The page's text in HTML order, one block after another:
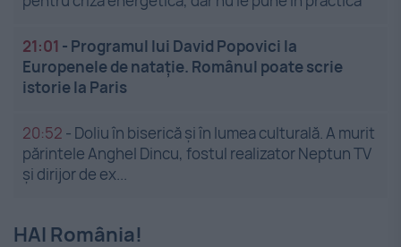
21:01 - Programul lui David Popovici la
Europenele de natație. Românul poate scrie
istorie la Paris
20:52 - Doliu în biserică și în lumea culturală. A murit
părintele Anghel Dincu, fostul realizator Neptun TV
și dirijor de ex...
HAI România!